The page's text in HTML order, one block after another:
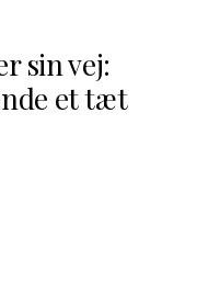
sin vej:
et tæt